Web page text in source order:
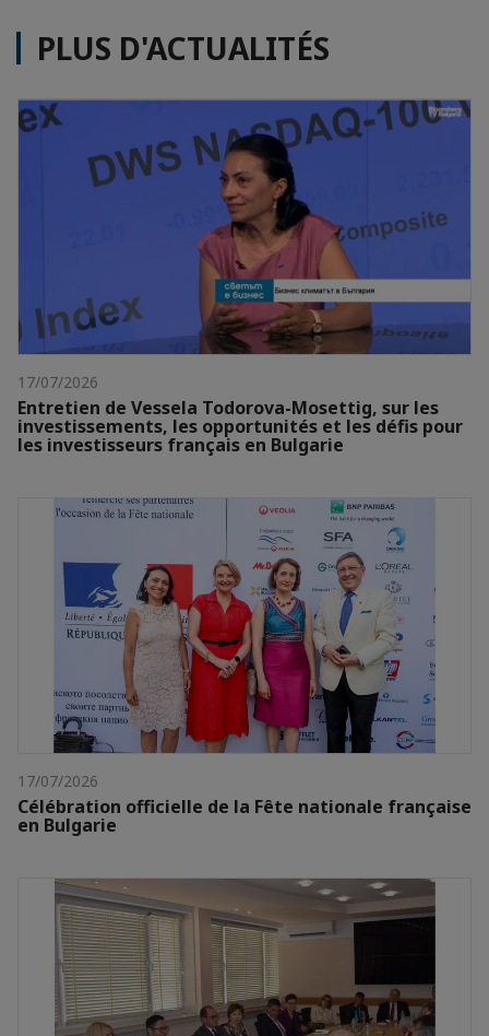
PLUS D'ACTUALITÉS
17/07/2026
Entretien de Vessela Todorova-Mosettig, sur les
investissements, les opportunités et les défis pour
les investisseurs français en Bulgarie
17/07/2026
Célébration officielle de la Fête nationale française
en Bulgarie